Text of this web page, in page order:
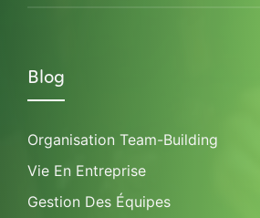
Blog
Organisation Team-Building
Vie En Entreprise
Gestion Des Équipes